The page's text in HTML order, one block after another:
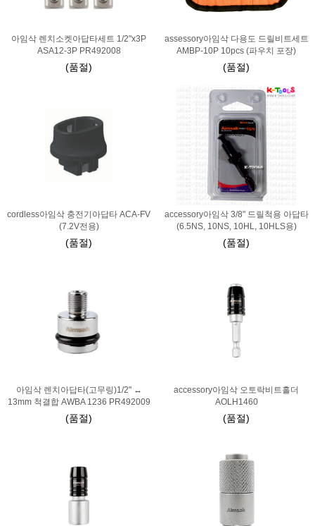
아임삭 렌치소켓아답타세트 1/2"x3P
ASA12-3P PR492008
(품절)
assessory아임삭 다용도 드릴비트세트
AMBP-10P 10pcs (파우치 포장)
(품절)
cordless아임삭 충전기아답타 ACA-FV
(7.2V전용)
(품절)
accessory아임삭 3/8" 드릴척용 아답타
(6.5NS, 10NS, 10HL, 10HLS용)
(품절)
아임삭 렌치아답타(고무링)1/2" ↔
13mm 척결합 AWBA 1236 PR492009
(품절)
accessory아임삭 오토락비트홀더
AOLH1460
(품절)